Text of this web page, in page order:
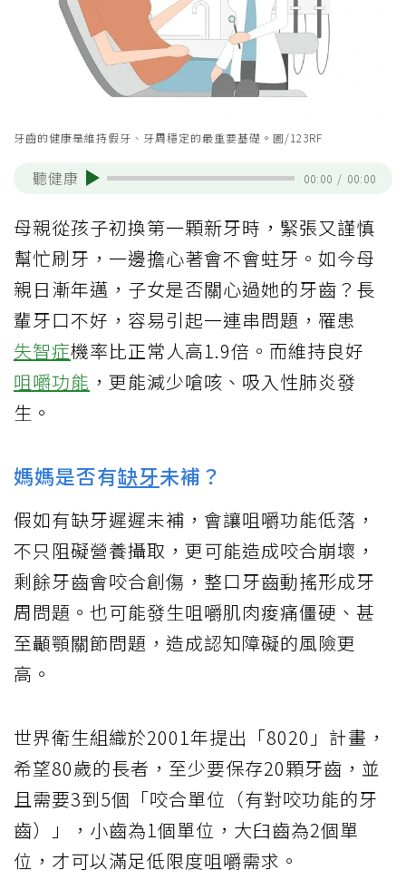
牙齒的健康是維持假牙、牙周穩定的最重要基礎。圖/123RF
聽健康 00:00 / 00:00
母親從孩子初換第一顆新牙時，緊張又謹慎
幫忙刷牙，一邊擔心著會不會蛀牙。如今母
親日漸年邁，子女是否關心過她的牙齒？長
輩牙口不好，容易引起一連串問題，罹患
失智症機率比正常人高1.9倍。而維持良好
咀嚼功能 ，更能減少嗆咳、吸入性肺炎發
生。
媽媽是否有缺牙未補？
假如有缺牙遲遲未補，會讓咀嚼功能低落，
不只阻礙營養攝取，更可能造成咬合崩壞，
剩餘牙齒會咬合創傷，整口牙齒動搖形成牙
周問題。也可能發生咀嚼肌肉痠痛僵硬、甚
至顳顎關節問題，造成認知障礙的風險更
高。
世界衛生組織於2001年提出「8020」計畫，
希望80歲的長者，至少要保存20顆牙齒，並
且需要3到5個「咬合單位（有對咬功能的牙
齒）」，小齒為1個單位，大臼齒為2個單
位，才可以滿足低限度咀嚼需求。